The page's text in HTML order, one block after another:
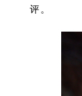
评。